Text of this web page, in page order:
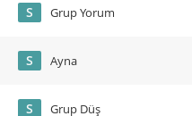
S Grup Yorum
S Ayna
S Grup Düş